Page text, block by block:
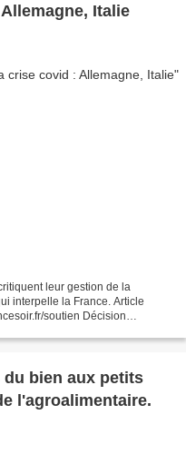
Italie
leur gestion de la
interpelle la France. Article
soutien Décision
bien aux petits
l'agroalimentaire.